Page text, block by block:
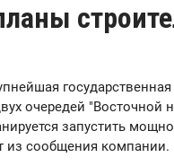
очередей "Восточной
запустить
из сообщения компании.